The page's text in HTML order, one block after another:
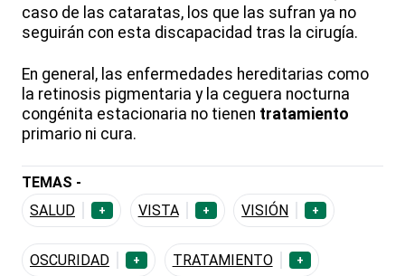
caso de las cataratas, los que las sufran ya no
seguirán con esta discapacidad tras la cirugía.
En general, las enfermedades hereditarias como
la retinosis pigmentaria y la ceguera nocturna
congénita estacionaria no tienen tratamiento
primario ni cura.
TEMAS -
SALUD
+ VISTA + VISIÓN +
OSCURIDAD + TRATAMIENTO +